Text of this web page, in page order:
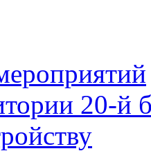
20-й